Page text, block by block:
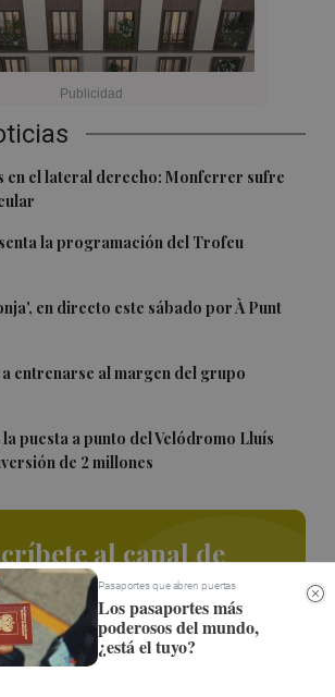
en el lateral derecho: Monferrer sufre
la programación del Trofeu
en directo este sábado por À Punt
entrenarse al margen del grupo
puesta a punto del Velódromo Lluís
de 2 millones
al canal de
Whatsapp
al día de las últimas noticias
¡Quiero suscribirme!
Pasaportes que abren puertas
Los pasaportes más
poderosos del mundo,
¿está el tuyo?